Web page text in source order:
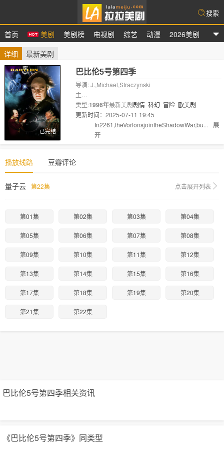
首页 美剧 美剧榜 电视剧 综艺 动漫 2026美剧
搜索
详细 最新美剧
已完结
巴比伦5号第四季
导演: J.,Michael,Straczynski
主
演:Bruce Boxleitner Michael O'Hare Claudia
类型:1996年最新美剧剧情 科幻 冒险 欧美剧
更新时间：2025-07-11 19:45
In2261,theVorlonsjointheShadowWar,bu...
展
开
播放线路 豆瓣评论
量子云 第22集 点击展开列表
第01集 第02集 第03集 第04集
第05集 第06集 第07集 第08集
第09集 第10集 第11集 第12集
第13集 第14集 第15集 第16集
第17集 第18集 第19集 第20集
第21集 第22集
巴比伦5号第四季相关资讯
《巴比伦5号第四季》同类型